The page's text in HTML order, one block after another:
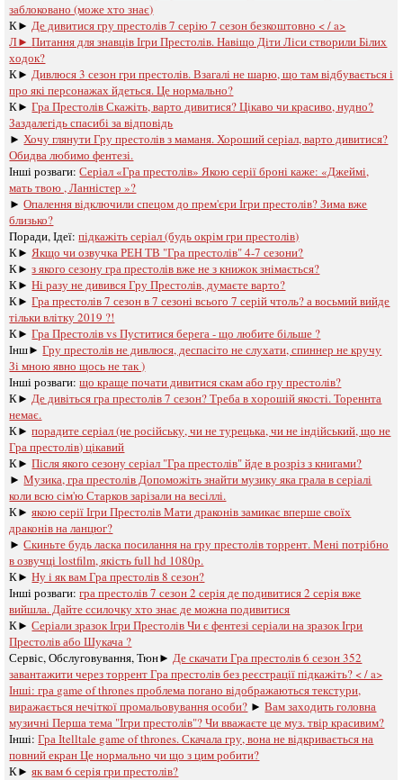
заблоковано (може хто знає)
К► Де дивитися гру престолів 7 серію 7 сезон безкоштовно < / a>
Л►Питання для знавців Ігри Престолів. Навіщо Діти Ліси створили Білих
ходок?
К► Дивлюся 3 сезон гри престолів. Взагалі не шарю, що там відбувається і
про які персонажах йдеться. Це нормально?
К►Гра Престолів Скажіть, варто дивитися? Цікаво чи красиво, нудно?
Заздалегідь спасибі за відповідь
► Хочу глянути Гру престолів з маманя. Хороший серіал, варто дивитися?
Обидва любимо фентезі.
Інші розваги: ​​Серіал «Гра престолів» Якою серії броні каже: «Джеймі,
мать твою , Ланністер »?
►Опалення відключили спецом до прем'єри Ігри престолів? Зима вже
близько?
Поради, Ідеї:підкажіть серіал (будь окрім гри престолів)
К► Якщо чи озвучка РЕН ТВ "Гра престолів" 4-7 сезони?
К►з якого сезону гра престолів вже не з книжок знімається?
К►Ні разу не дивився Гру Престолів, думаєте варто?
К►Гра престолів 7 сезон в 7 сезоні всього 7 серій чтоль? а восьмий вийде
тільки влітку 2019 ?!
К►Гра Престолів vs Пуститися берега - що любите більше ?
Інш►Гру престолів не дивлюся, деспасіто не слухати, спиннер не кручу
Зі мною явно щось не так )
Інші розваги: ​​що краще почати дивитися скам або гру престолів?
К► Де дивіться гра престолів 7 сезон? Треба в хорошій якості. Тореннта
немає.
К►порадите серіал (не російську, чи не турецька, чи не індійський, що не
Гра престолів) цікавий
К►Після якого сезону серіал "Гра престолів" йде в розріз з книгами?
►Музика, гра престолів Допоможіть знайти музику яка грала в серіалі
коли всю сім'ю Старков зарізали на весіллі.
К►якою серії Ігри Престолів Мати драконів замикає вперше своїх
драконів на ланцюг?
►Скиньте будь ласка посилання на гру престолів торрент. Мені потрібно
в озвучці lostfilm, якість full hd 1080p.
К►Ну і як вам Гра престолів 8 сезон?
Інші розваги: ​​гра престолів 7 сезон 2 серія де подивитися 2 серія вже
вийшла. Дайте ссилочку хто знає де можна подивитися
К►Серіали зразок Ігри Престолів Чи є фентезі серіали на зразок Ігри
Престолів або Шукача ?
Сервіс, Обслуговування, Тюн► Де скачати Гра престолів 6 сезон 352
завантажити через торрент Гра престолів без реєстрації підкажіть? < / a>
Інші:гра game of thrones проблема погано відображаються текстури,
виражається нечіткої промальовування особи? ►Вам заходить головна
музичні Перша тема "Ігри престолів"? Чи вважаєте це муз. твір красивим?
Інші:Гра Іtelltale game of thrones. Скачала гру, вона не відкривається на
повний екран Це нормально чи що з цим робити?
К►як вам 6 серія гри престолів?